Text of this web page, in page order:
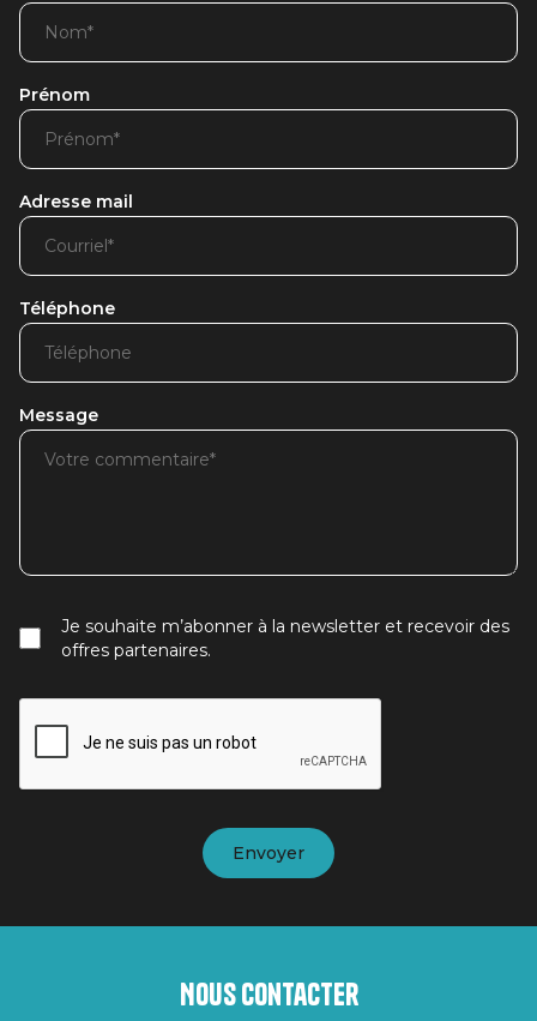
Prénom
Adresse mail
Téléphone
Message
Je souhaite m’abonner à la newsletter et recevoir des
offres partenaires.
Nous contacter